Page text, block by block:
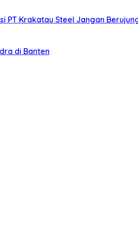
PT Krakatau Steel Jangan
di Banten